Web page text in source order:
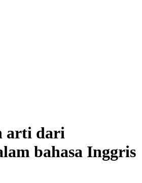
arti dari
bahasa Inggris